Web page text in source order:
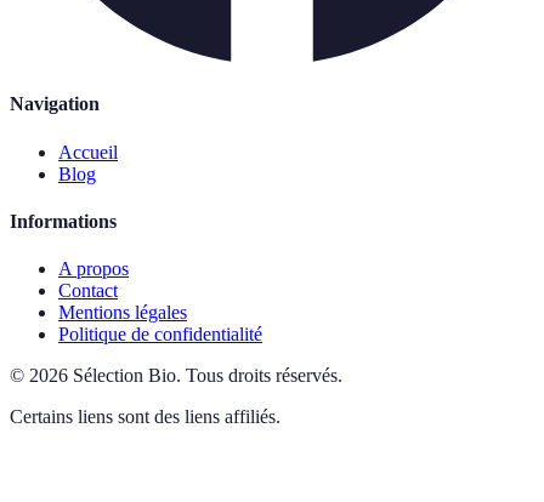
Navigation
Accueil
Blog
Informations
A propos
Contact
Mentions légales
Politique de confidentialité
© 2026 Sélection Bio. Tous droits réservés.
Certains liens sont des liens affiliés.